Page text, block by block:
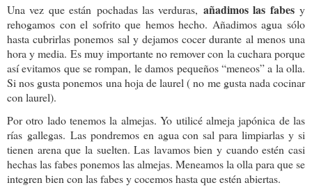
Una vez que están pochadas las verduras, añadimos las fabesy
rehogamos con el sofrito que hemos hecho. Añadimos agua sólo
hasta cubrirlas ponemos sal y dejamos cocer durante al menos una
hora y media. Es muy importante no remover con la cuchara porque
así evitamos que se rompan, le damos pequeños “meneos” a la olla.
Si nos gusta ponemos una hoja de laurel ( no me gusta nada cocinar
con laurel).
Por otro lado tenemos la almejas. Yo utilicé almeja japónica de las
rías gallegas. Las pondremos en agua con sal para limpiarlas y si
tienen arena que la suelten. Las lavamos bien y cuando estén casi
hechas las fabes ponemos las almejas. Meneamos la olla para que se
integren bien con las fabes y cocemos hasta que estén abiertas.